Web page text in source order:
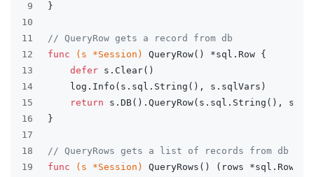
9
10
11
12
13
14
15
16
17
18
19
}
// QueryRow gets a record from db
func
(s *Session)
QueryRow() *sql.Row {
defer s.Clear()
	log.Info(s.sql.String(), s.sqlVars)
return s.DB().QueryRow(s.sql.String(),
}
// QueryRows gets a list of records from db
func
(s *Session)
QueryRows() (rows